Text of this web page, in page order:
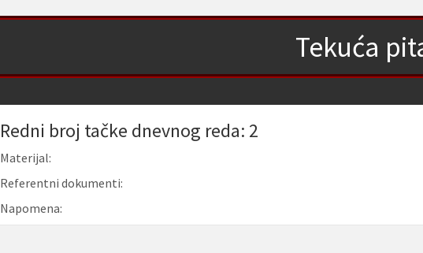
Tekuća
Redni broj tačke dnevnog reda: 2
Materijal:
Referentni dokumenti:
Napomena: